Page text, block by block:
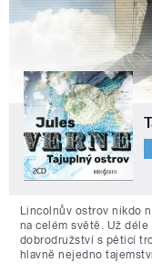
Lincolnův ostrov nikdo
na celém světě. Už
dobrodružství s pěticí
hlavně nejedno